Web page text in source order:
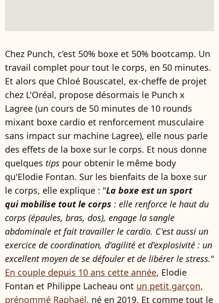
Chez Punch, c’est 50% boxe et 50% bootcamp. Un
travail complet pour tout le corps, en 50 minutes.
Et alors que Chloé Bouscatel, ex-cheffe de projet
chez L'Oréal, propose désormais le Punch x
Lagree (un cours de 50 minutes de 10 rounds
mixant boxe cardio et renforcement musculaire
sans impact sur machine Lagree), elle nous parle
des effets de la boxe sur le corps. Et nous donne
quelques tips pour obtenir le même body
qu'Elodie Fontan. Sur les bienfaits de la boxe sur
le corps, elle explique : "La boxe est un sport
qui mobilise tout le corps : elle renforce le haut du
corps (épaules, bras, dos), engage la sangle
abdominale et fait travailler le cardio. C'est aussi un
exercice de coordination, d'agilité et d'explosivité : un
excellent moyen de se défouler et de libérer le stress."
En couple depuis 10 ans cette année, Elodie
Fontan et Philippe Lacheau ont un petit garçon,
prénommé Raphaël, né en 2019. Et comme tout le